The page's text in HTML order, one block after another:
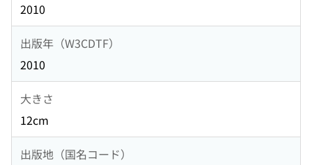
2010
出版年（W3CDTF）
2010
大きさ
12cm
出版地（国名コード）